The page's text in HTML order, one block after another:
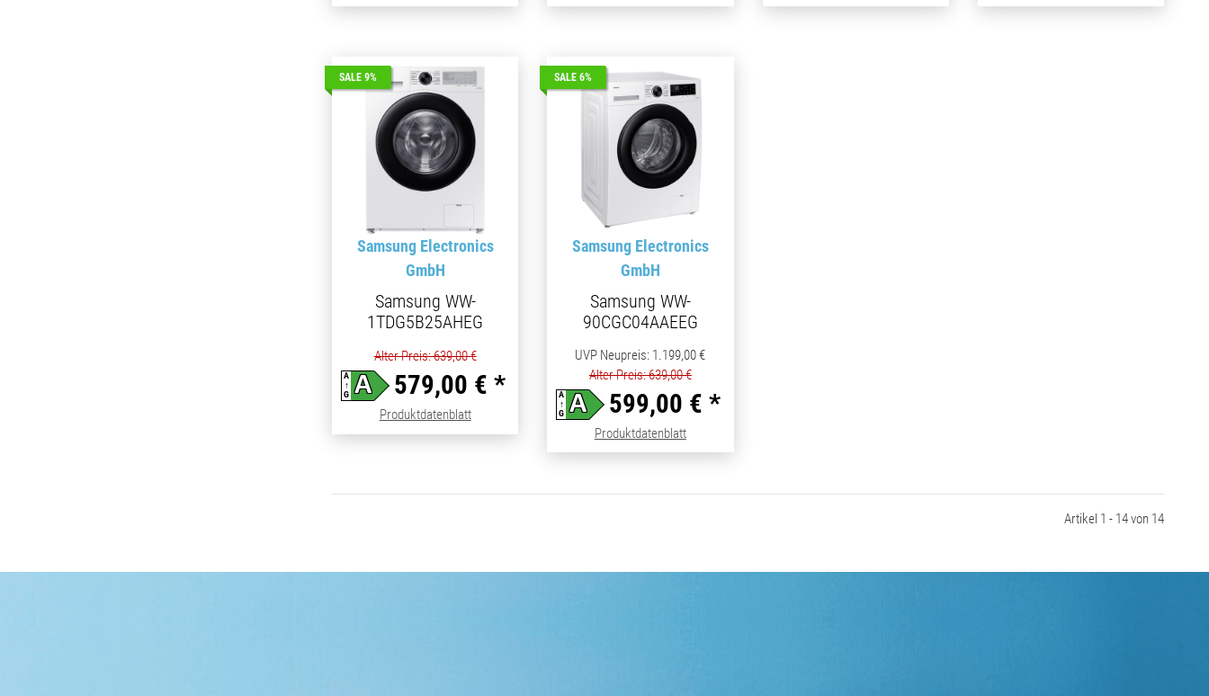
SALE 9%
Samsung Electronics
GmbH
Samsung WW-
1TDG5B25AHEG
Alter Preis: 639,00 €
A
A
↑
G
579,00 €*
Produktdatenblatt(öffnet in neuem Tab)
SALE 6%
Samsung Electronics
GmbH
Samsung WW-
90CGC04AAEEG
UVP Neupreis: 1.199,00 €
Alter Preis: 639,00 €
A
A
↑
G
599,00 €*
Produktdatenblatt(öffnet in neuem Tab)
Artikel 1 - 14 von 14